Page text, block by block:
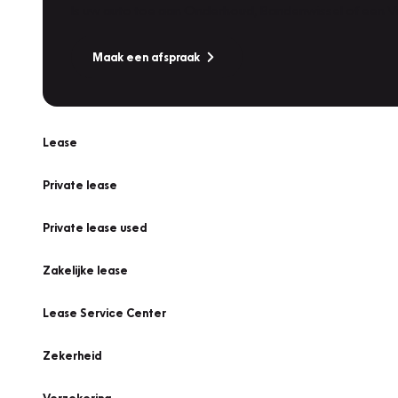
Maak een afspraak
Lease
Private lease
Private lease used
Zakelijke lease
Lease Service Center
Zekerheid